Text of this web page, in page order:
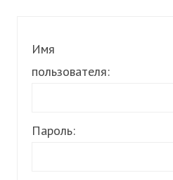
Имя
пользователя:
Пароль: